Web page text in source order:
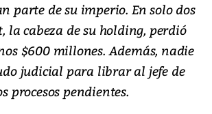
parte de su imperio. En solo dos
la cabeza de su holding, perdió
$600 millones. Además, nadie
judicial para librar al jefe de
procesos pendientes.